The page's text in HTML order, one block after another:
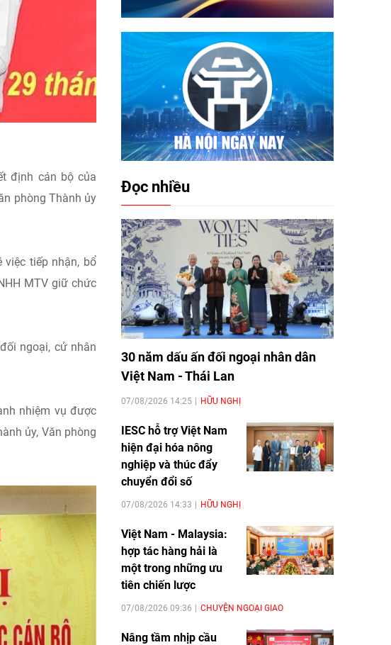
định cán bộ của
phòng Thành ủy
việc tiếp nhận, bổ
MTV giữ chức
ngoại, cử nhân
nhiệm vụ được
ủy, Văn phòng
Đọc nhiều
30 năm dấu ấn đối ngoại nhân dân
Việt Nam - Thái Lan
07/08/2026 14:25 HỮU NGHỊ
IESC hỗ trợ Việt Nam
hiện đại hóa nông
nghiệp và thúc đẩy
chuyển đổi số
07/08/2026 14:33 HỮU NGHỊ
Việt Nam - Malaysia:
hợp tác hàng hải là
một trong những ưu
tiên chiến lược
07/08/2026 09:36 CHUYỆN NGOẠI GIAO
Nâng tầm nhịp cầu